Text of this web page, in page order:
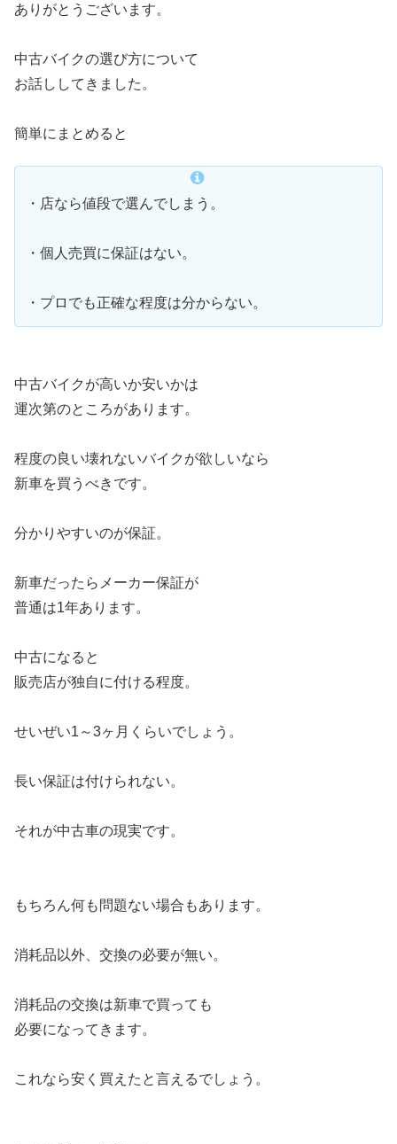
ありがとうございます。
中古バイクの選び方について
お話ししてきました。
簡単にまとめると
・店なら値段で選んでしまう。
・個人売買に保証はない。
・プロでも正確な程度は分からない。
中古バイクが高いか安いかは
運次第のところがあります。
程度の良い壊れないバイクが欲しいなら
新車を買うべきです。
分かりやすいのが保証。
新車だったらメーカー保証が
普通は1年あります。
中古になると
販売店が独自に付ける程度。
せいぜい1～3ヶ月くらいでしょう。
長い保証は付けられない。
それが中古車の現実です。
もちろん何も問題ない場合もあります。
消耗品以外、交換の必要が無い。
消耗品の交換は新車で買っても
必要になってきます。
これなら安く買えたと言えるでしょう。